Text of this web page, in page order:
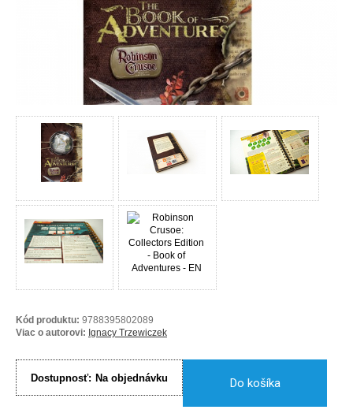
Kód produktu: 9788395802089
Viac o autorovi: Ignacy Trzewiczek
Dostupnosť: Na objednávku Do košíka